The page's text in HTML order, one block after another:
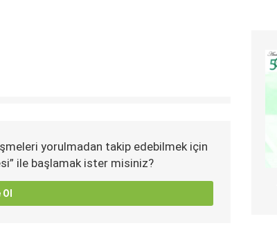
yorulmadan takip edebilmek için
ile başlamak ister misiniz?